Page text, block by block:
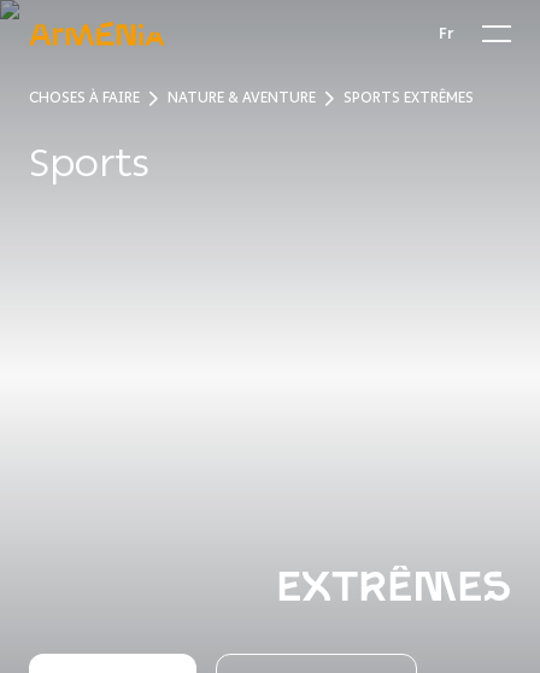
Fr
CHOSES À FAIRE NATURE & AVENTURE SPORTS EXTRÊMES
Sports
EXTRÊMES